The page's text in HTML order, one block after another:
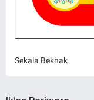
Sekala Bekhak